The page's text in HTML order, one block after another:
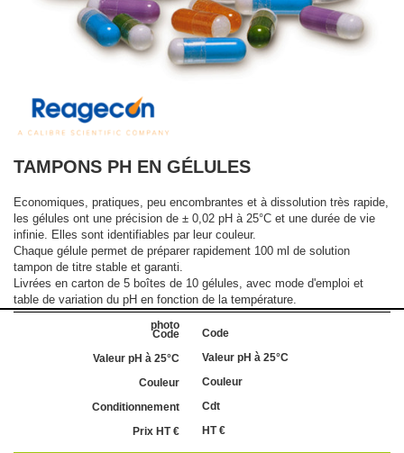
TAMPONS PH EN GÉLULES
Economiques, pratiques, peu encombrantes et à dissolution très rapide,
les gélules ont une précision de ± 0,02 pH à 25°C et une durée de vie
infinie. Elles sont identifiables par leur couleur.
Chaque gélule permet de préparer rapidement 100 ml de solution
tampon de titre stable et garanti.
Livrées en carton de 5 boîtes de 10 gélules, avec mode d'emploi et
table de variation du pH en fonction de la température.
Code
Valeur pH à 25°C
Couleur
Cdt
HT €